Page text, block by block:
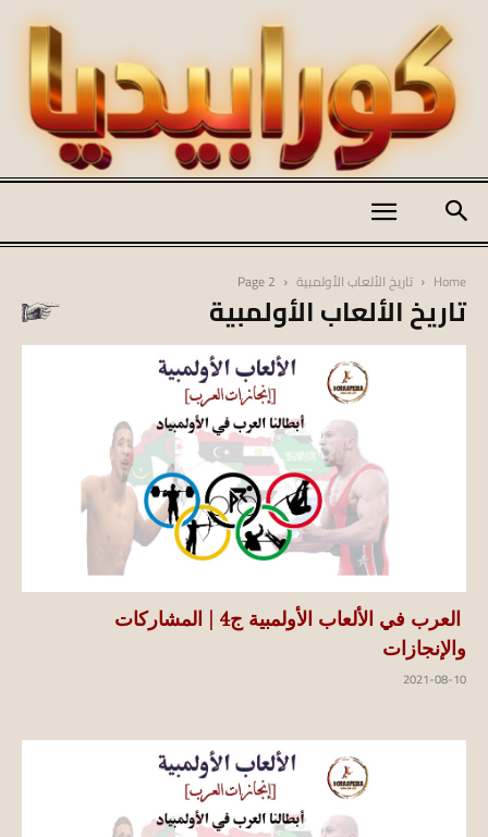
|
koraapedia
Home تاريخ الألعاب الأولمبية Page 2
تاريخ الألعاب الأولمبية
العرب في الألعاب الأولمبية ج4 | المشاركات
والإنجازات
2021-08-10